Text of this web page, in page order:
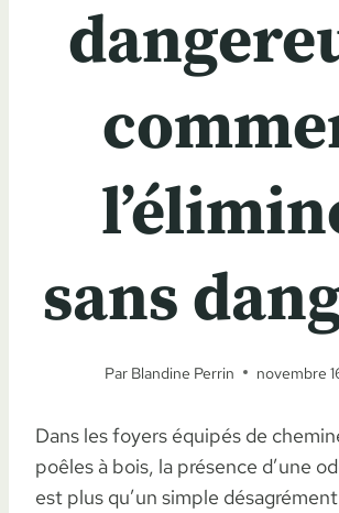
sans
Par Blandine Perrin novembre
Dans les foyers équipés de
poêles à bois, la présence d’une
est plus qu’un simple